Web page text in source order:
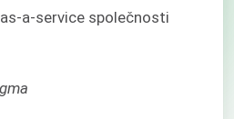
a-service společnosti